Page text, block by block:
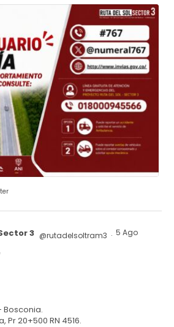
3 @rutadelsoltram3 · 5 Ago
Bosconia.
Pr 20+500 RN 4516.